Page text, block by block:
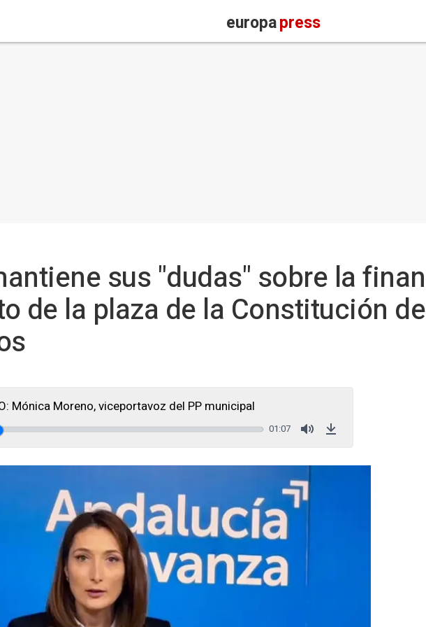
europapress
sus "dudas" sobre la
de la plaza de la Constitución
Mónica Moreno, viceportavoz del PP municipal
01:07